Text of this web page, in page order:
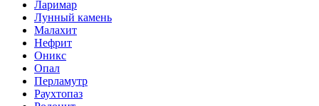
Ларимар
Лунный камень
Малахит
Нефрит
Оникс
Опал
Перламутр
Раухтопаз